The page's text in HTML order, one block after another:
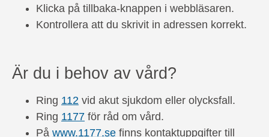
Klicka på tillbaka-knappen i webbläsaren.
Kontrollera att du skrivit in adressen korrekt.
Är du i behov av vård?
Ring 112 vid akut sjukdom eller olycksfall.
Ring 1177 för råd om vård.
På www.1177.se finns kontaktuppgifter till